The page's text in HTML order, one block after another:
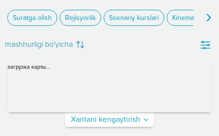
Suratga olish Rejisyorlik Ssenariy kurslari ›
mashhurligi bo'yicha
загрузка карты...
Xaritani kengaytirish